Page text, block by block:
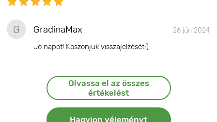
G GradinaMax 26 jún 2024
Jó napot! Köszönjük visszajelzését:)
Olvassa el az összes
értékelést
Hagyjon véleményt